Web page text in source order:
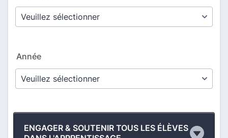
Année
ENGAGER & SOUTENIR TOUS LES ÉLÈVES